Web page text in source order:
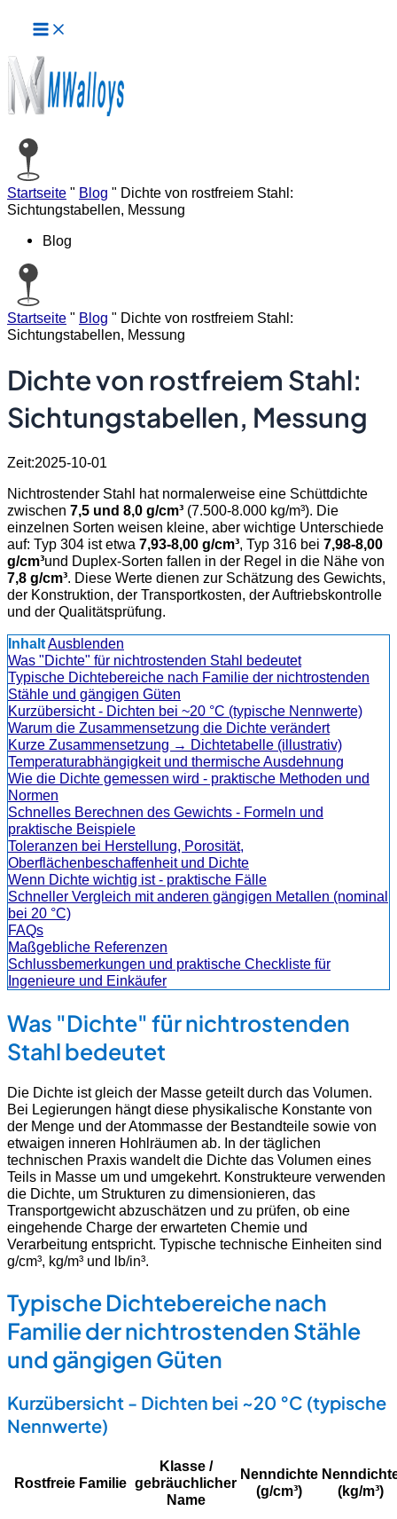
Inhalt
springen
Startseite " Blog " Dichte von rostfreiem Stahl:
Sichtungstabellen, Messung
Blog
Startseite " Blog " Dichte von rostfreiem Stahl:
Sichtungstabellen, Messung
Dichte von rostfreiem Stahl:
Sichtungstabellen, Messung
Zeit:2025-10-01
Nichtrostender Stahl hat normalerweise eine Schüttdichte
zwischen 7,5 und 8,0 g/cm³ (7.500-8.000 kg/m³). Die
einzelnen Sorten weisen kleine, aber wichtige Unterschiede
auf: Typ 304 ist etwa 7,93-8,00 g/cm³, Typ 316 bei 7,98-8,00
g/cm³und Duplex-Sorten fallen in der Regel in die Nähe von
7,8 g/cm³. Diese Werte dienen zur Schätzung des Gewichts,
der Konstruktion, der Transportkosten, der Auftriebskontrolle
und der Qualitätsprüfung.
InhaltAusblenden
Was "Dichte" für nichtrostenden Stahl bedeutet
Typische Dichtebereiche nach Familie der nichtrostenden
Stähle und gängigen Güten
Kurzübersicht - Dichten bei ~20 °C (typische Nennwerte)
Warum die Zusammensetzung die Dichte verändert
Kurze Zusammensetzung → Dichtetabelle (illustrativ)
Temperaturabhängigkeit und thermische Ausdehnung
Wie die Dichte gemessen wird - praktische Methoden und
Normen
Schnelles Berechnen des Gewichts - Formeln und
praktische Beispiele
Toleranzen bei Herstellung, Porosität,
Oberflächenbeschaffenheit und Dichte
Wenn Dichte wichtig ist - praktische Fälle
Schneller Vergleich mit anderen gängigen Metallen (nominal
bei 20 °C)
FAQs
Maßgebliche Referenzen
Schlussbemerkungen und praktische Checkliste für
Ingenieure und Einkäufer
Was "Dichte" für nichtrostenden
Stahl bedeutet
Die Dichte ist gleich der Masse geteilt durch das Volumen.
Bei Legierungen hängt diese physikalische Konstante von
der Menge und der Atommasse der Bestandteile sowie von
etwaigen inneren Hohlräumen ab. In der täglichen
technischen Praxis wandelt die Dichte das Volumen eines
Teils in Masse um und umgekehrt. Konstrukteure verwenden
die Dichte, um Strukturen zu dimensionieren, das
Transportgewicht abzuschätzen und zu prüfen, ob eine
eingehende Charge der erwarteten Chemie und
Verarbeitung entspricht. Typische technische Einheiten sind
g/cm³, kg/m³ und lb/in³.
Typische Dichtebereiche nach
Familie der nichtrostenden Stähle
und gängigen Güten
Kurzübersicht - Dichten bei ~20 °C (typische
Nennwerte)
Rostfreie Familie
Klasse /
gebräuchlicher
Name
Nenndichte
(g/cm³)
(kg/m³)